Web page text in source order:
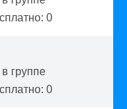
0
группе
0